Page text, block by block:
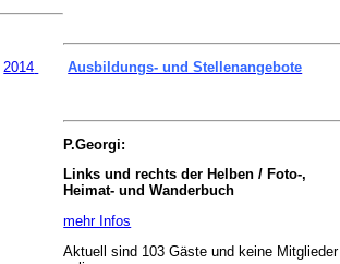
2014
Ausbildungs- und Stellenangebote
P.Georgi:
Links und rechts der Helben / Foto-,
Heimat- und Wanderbuch
mehr Infos
Aktuell sind 103 Gäste und keine Mitglieder